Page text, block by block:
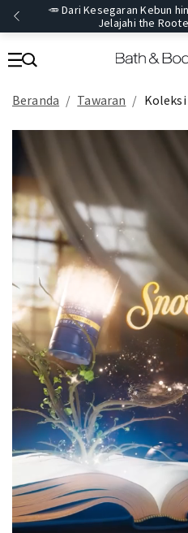
🥕 Dari Kesegaran Kebun
Jelajahi the
Beranda Tawaran Koleksi